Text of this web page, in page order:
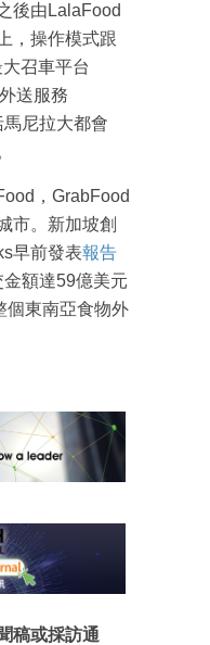
後由LalaFood
，操作模式跟
召車平台
送服務
馬尼拉大都會
，GrabFood
市。新加坡創
早前發表報告
額達59億美元
個東南亞食物外
稿或採訪通